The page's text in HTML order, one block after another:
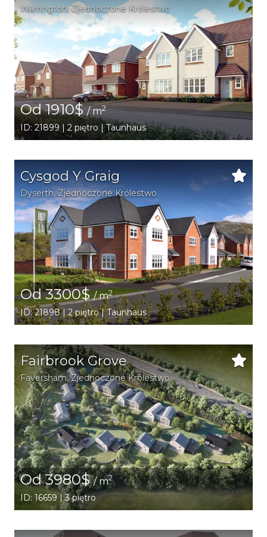
Warrington, Zjednoczone Królestwo
Od 1910$/ m2
ID: 21899 | 2 piętro | Taunhaus
Cysgod Y Graig
Dyserth, Zjednoczone Królestwo
Od 3300$/ m2
ID: 21898 | 2 piętro | Taunhaus
Fairbrook Grove
Faversham, Zjednoczone Królestwo
Od 3980$/ m2
ID: 16659 | 3 piętro